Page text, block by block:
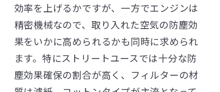
効率を上げるかですが、一方でエンジンは
精密機械なので、取り入れた空気の防塵効
果をいかに高められるかも同時に求められ
ます。特にストリートユースでは十分な防
塵効果確保の割合が高く、フィルターの材